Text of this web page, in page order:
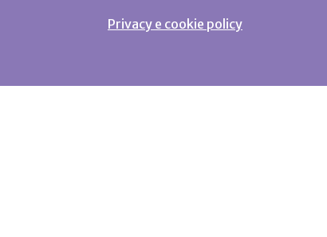
Privacy e cookie policy